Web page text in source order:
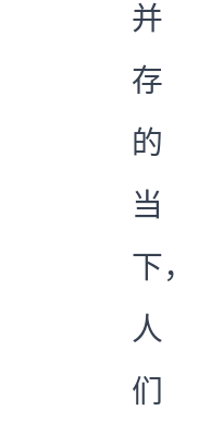
并
存
的
当
下，
人
们